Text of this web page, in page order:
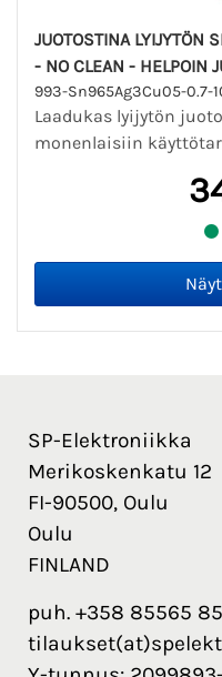
JUOTOSTINA
- NO CLEAN - HELPOIN
993-Sn965Ag3Cu05-0.7-
Laadukas lyijytön
monenlaisiin
SP-Elektroniikka
Merikoskenkatu 12
FI-90500, Oulu
Oulu
FINLAND
puh. +358 85565